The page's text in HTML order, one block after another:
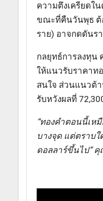
ความตึงเครียดใ
ขณะที่คืนวันพุธ ต้
ราย) อาจกดดันร
กลยุทธ์การลงทุน
ให้แนวรับราคาท
สนใจ ส่วนแนวต้า
รับหวังผลที่
“ทองคำตอนนี้เห
บางจุด แต่ตราบใ
ดอลลาร์ขึ้นไป”